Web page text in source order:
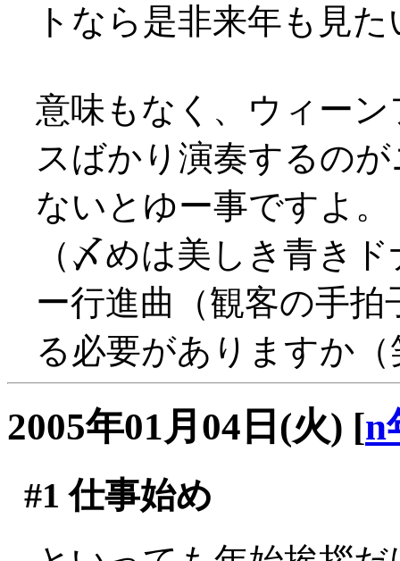
トなら是非来年も見
意味もなく、ウィー
スばかり演奏するの
ないとゆー事ですよ。
（〆めは美しき青き
ー行進曲（観客の手
る必要がありますか（
2005年01月04日(火) [n
#1 仕事始め